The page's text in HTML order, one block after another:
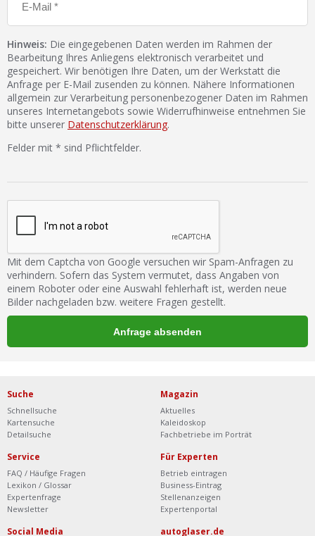
Hinweis: Die eingegebenen Daten werden im Rahmen der
Bearbeitung Ihres Anliegens elektronisch verarbeitet und
gespeichert. Wir benötigen Ihre Daten, um der Werkstatt die
Anfrage per E-Mail zusenden zu können. Nähere Informationen
allgemein zur Verarbeitung personenbezogener Daten im Rahmen
unseres Internetangebots sowie Widerrufhinweise entnehmen Sie
bitte unserer Datenschutzerklärung.
Felder mit * sind Pflichtfelder.
Mit dem Captcha von Google versuchen wir Spam-Anfragen zu
verhindern. Sofern das System vermutet, dass Angaben von
einem Roboter oder eine Auswahl fehlerhaft ist, werden neue
Bilder nachgeladen bzw. weitere Fragen gestellt.
Suche
Schnellsuche
Kartensuche
Detailsuche
Magazin
Aktuelles
Kaleidoskop
Fachbetriebe im Porträt
Service
FAQ / Häufige Fragen
Lexikon / Glossar
Expertenfrage
Newsletter
Für Experten
Betrieb eintragen
Business-Eintrag
Stellenanzeigen
Expertenportal
Social Media autoglaser.de